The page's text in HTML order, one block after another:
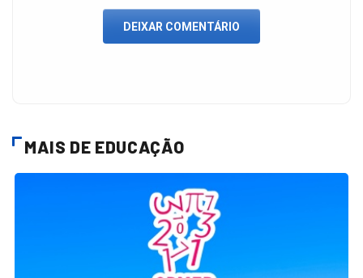
DEIXAR COMENTÁRIO
MAIS DE EDUCAÇÃO